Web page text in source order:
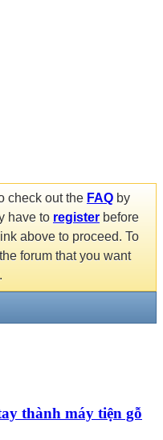
check out the FAQ by
have to register before
above to proceed. To
forum that you want
thành máy tiện gỗ